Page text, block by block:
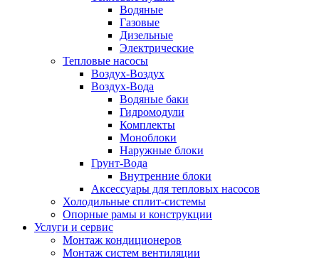
Водяные
Газовые
Дизельные
Электрические
Тепловые насосы
Воздух-Воздух
Воздух-Вода
Водяные баки
Гидромодули
Комплекты
Моноблоки
Наружные блоки
Грунт-Вода
Внутренние блоки
Аксессуары для тепловых насосов
Холодильные сплит-системы
Опорные рамы и конструкции
Услуги и сервис
Монтаж кондиционеров
Монтаж систем вентиляции